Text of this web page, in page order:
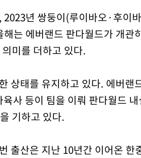
년 쌍둥이(루이바오·후이
는 에버랜드 판다월드가 개관
미를 더하고 있다.
상태를 유지하고 있다. 에버
사 등이 팀을 이뤄 판다월드
기하고 있다.
출산은 지난 10년간 이어온 한